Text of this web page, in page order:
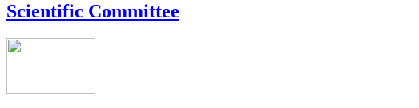
Scientific Committee